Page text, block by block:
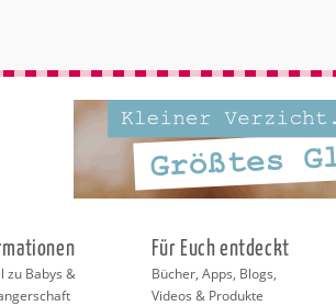
zu Babys &
Für Euch entdeckt
Bücher, Apps, Blogs,
Videos & Produkte